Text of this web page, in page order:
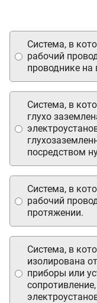
Система, в
рабочий
проводнике на
Система, в
глухо
посредством
Система, в
изолирована
приборы или
Система, в
рабочий
протяжении.